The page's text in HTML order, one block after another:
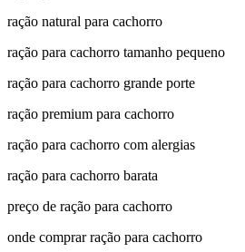
ração natural para cachorro
ração para cachorro tamanho pequeno
ração para cachorro grande porte
ração premium para cachorro
ração para cachorro com alergias
ração para cachorro barata
preço de ração para cachorro
onde comprar ração para cachorro